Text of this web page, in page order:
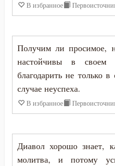
Псалтирь
Работа
Радость
Развлечение
Раздражительность
Разум
В избранное
Получим ли просимое,
настойчивы в
благодарить не только
случае неуспеха.
В избранное
Диавол хорошо знает,
молитва, и потому